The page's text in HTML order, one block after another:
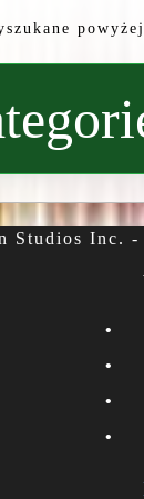
Studios Inc. -